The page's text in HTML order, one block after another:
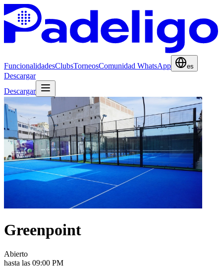
FuncionalidadesClubsTorneosComunidad WhatsApp es
Descargar
Descargar
Greenpoint
Abierto
hasta las 09:00 PM